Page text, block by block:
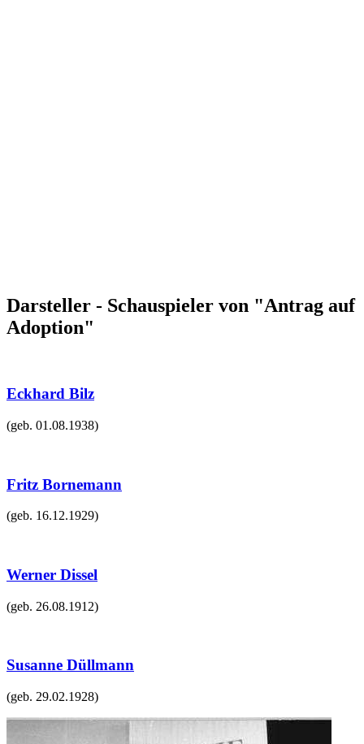
Darsteller - Schauspieler von "Antrag auf
Adoption"
Eckhard Bilz
(geb. 01.08.1938)
Fritz Bornemann
(geb. 16.12.1929)
Werner Dissel
(geb. 26.08.1912)
Susanne Düllmann
(geb. 29.02.1928)